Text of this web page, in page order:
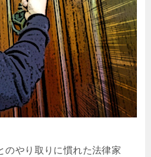
のやり取りに慣れた法律家